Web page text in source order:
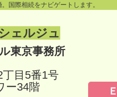
国際相続をナビゲートします。
ェルジュ
東京事務所
目5番1号
ー34階